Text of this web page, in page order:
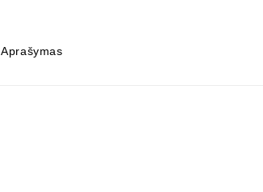
Aprašymas